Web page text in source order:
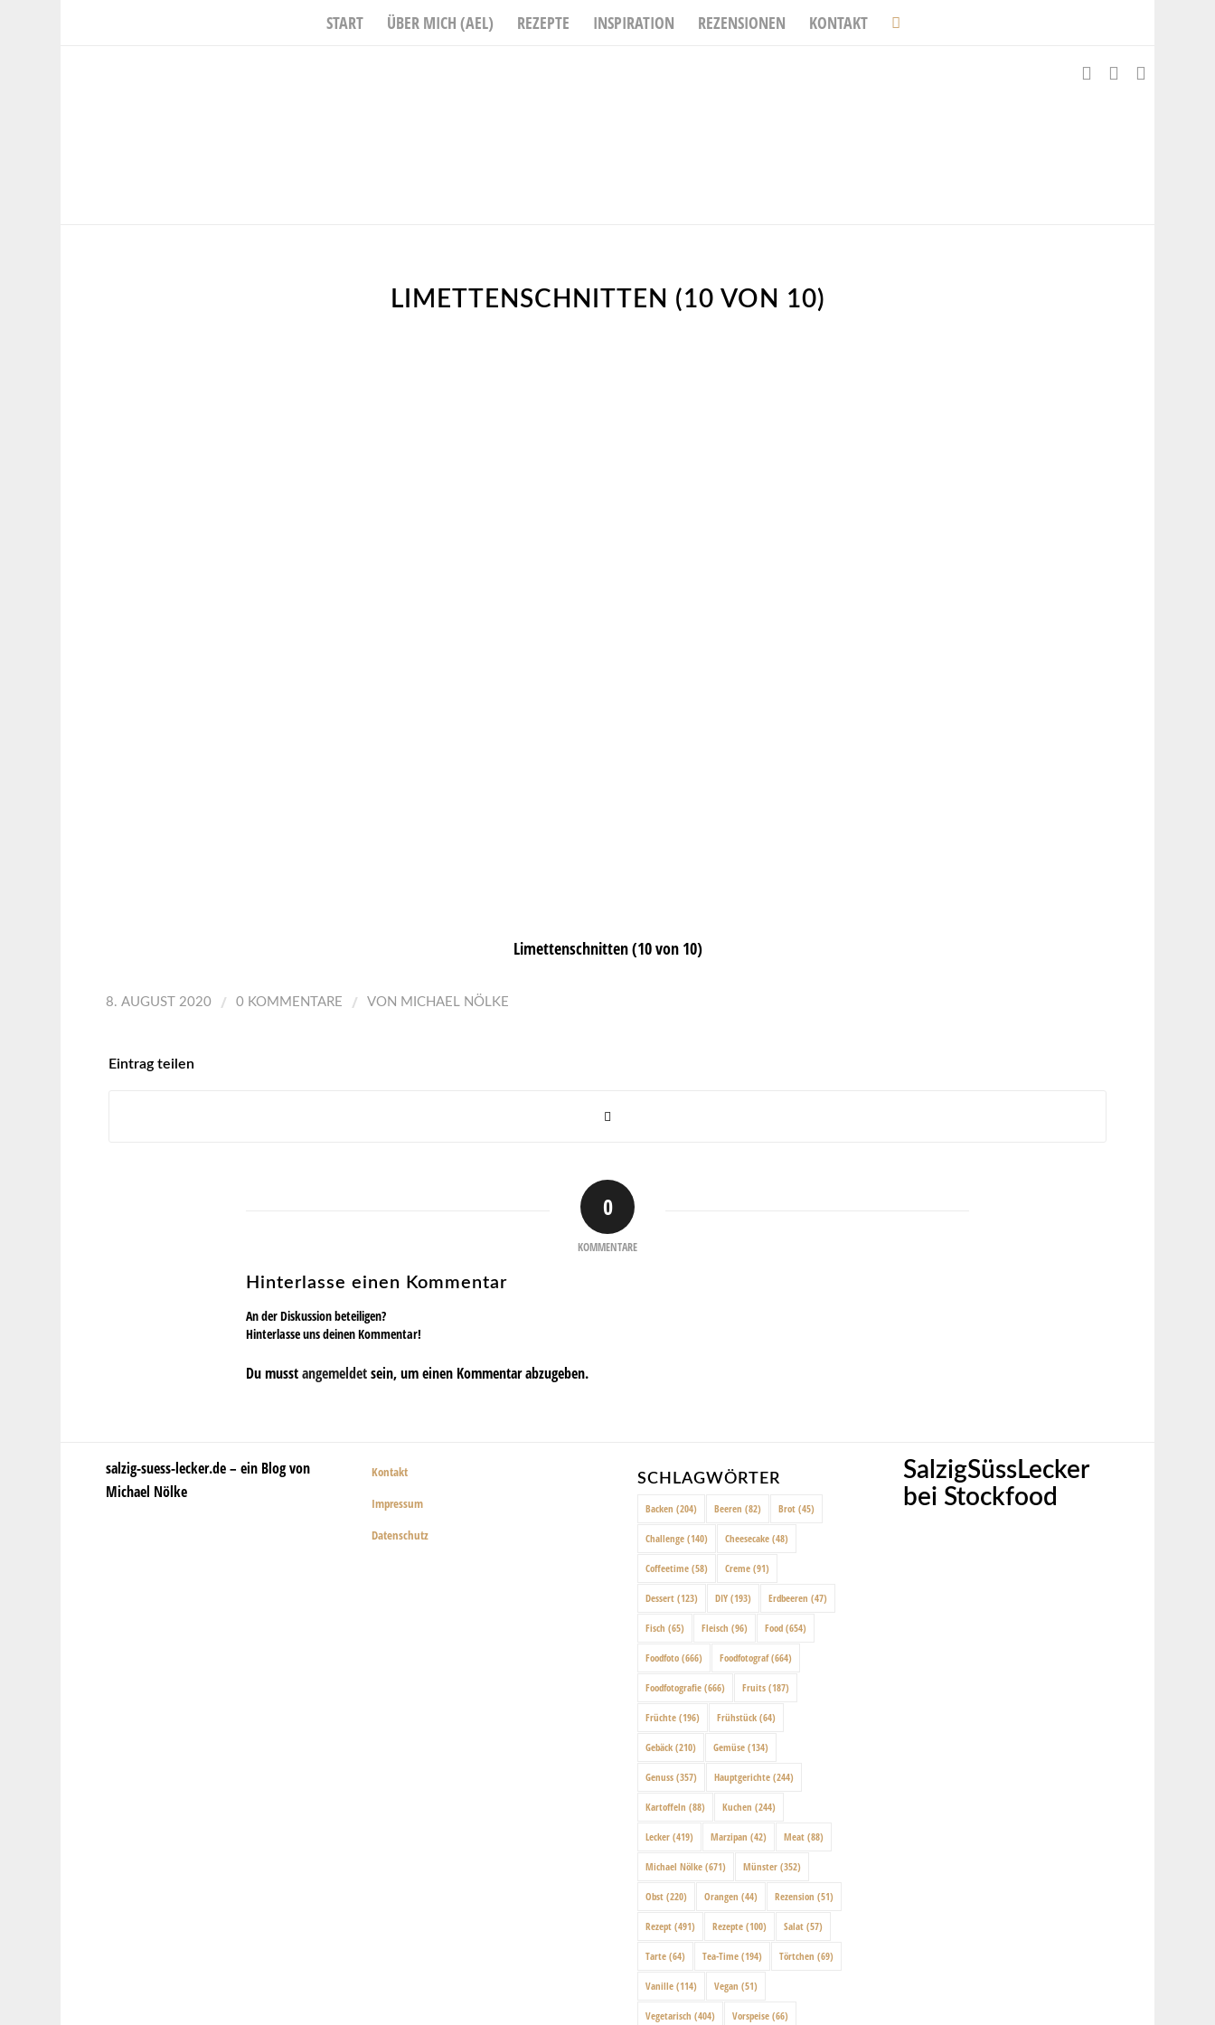
START ÜBER MICH (AEL) REZEPTE INSPIRATION REZENSIONEN KONTAKT
LIMETTENSCHNITTEN (10 VON 10)
Limettenschnitten (10 von 10)
8. AUGUST 2020 / 0 KOMMENTARE / VON MICHAEL NÖLKE
Eintrag teilen
0
KOMMENTARE
Hinterlasse einen Kommentar
An der Diskussion beteiligen?
Hinterlasse uns deinen Kommentar!
Du musstangemeldetsein, um einen Kommentar abzugeben.
salzig-suess-lecker.de – ein Blog von
Michael Nölke
Kontakt
Impressum
Datenschutz
SCHLAGWÖRTER
Backen (204) Beeren (82) Brot (45)
Challenge (140) Cheesecake (48)
Coffeetime (58) Creme (91)
Dessert (123) DIY (193) Erdbeeren (47)
Fisch (65) Fleisch (96) Food (654)
Foodfoto (666) Foodfotograf(664)
Foodfotografie (666) Fruits (187)
Früchte (196) Frühstück (64)
Gebäck (210) Gemüse (134)
Genuss (357) Hauptgerichte (244)
Kartoffeln (88) Kuchen (244)
Lecker (419) Marzipan (42) Meat (88)
Michael Nölke (671) Münster (352)
Obst (220) Orangen (44) Rezension (51)
Rezept (491) Rezepte (100) Salat (57)
Tarte (64) Tea-Time (194) Törtchen (69)
Vanille (114) Vegan (51)
Vegetarisch (404) Vorspeise (66)
SalzigSüssLecker
bei Stockfood